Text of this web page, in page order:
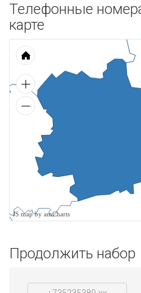
Телефонные
карте
JS map by amCharts
Продолжить набор